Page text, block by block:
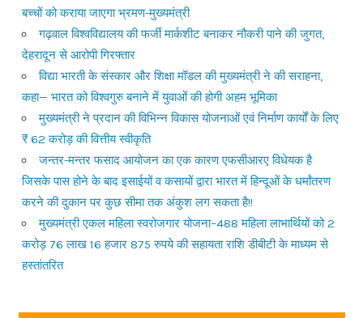
बच्चों को कराया जाएगा भ्रमण-मुख्यमंत्री
गढ़वाल विश्वविद्यालय की फर्जी मार्कशीट बनाकर नौकरी पाने की जुगत,
देहरादून से आरोपी गिरफ्तार
विद्या भारती के संस्कार और शिक्षा मॉडल की मुख्यमंत्री ने की सराहना,
कहा— भारत को विश्वगुरु बनाने में युवाओं की होगी अहम भूमिका
मुख्यमंत्री ने प्रदान की विभिन्न विकास योजनाओं एवं निर्माण कार्यों के लिए
₹ 62 करोड़ की वित्तीय स्वीकृति
जन्तर-मन्तर फसाद आयोजन का एक कारण एफसीआरए विधेयक है
जिसके पास होने के बाद इसाईयों व कसायों द्वारा भारत में हिन्दूओं के धर्मांतरण
करने की दुकान पर कुछ सीमा तक अंकुश लग सकता है!!
मुख्यमंत्री एकल महिला स्वरोजगार योजना–488 महिला लाभार्थियों को 2
करोड़ 76 लाख 16 हजार 875 रुपये की सहायता राशि डीबीटी के माध्यम से
हस्तांतरित